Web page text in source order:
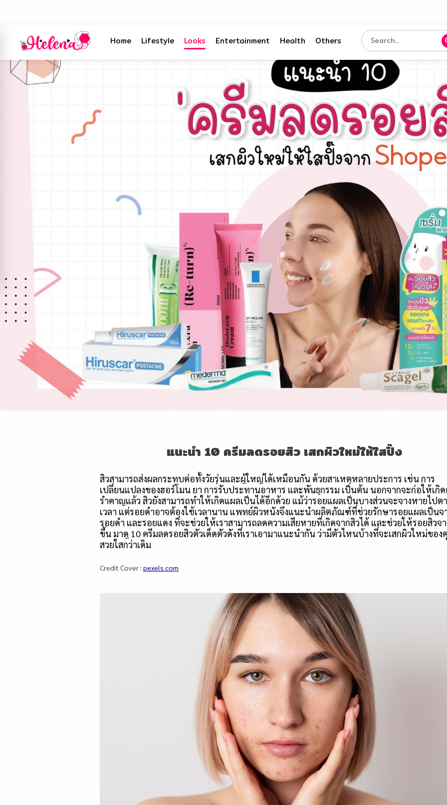
Home Lifestyle Looks Entertainment Health Others
แนะนำ 10 ครีมลดรอยสิว เสกผิวใหม่ให้ใสปิ๊ง
สิวสามารถส่งผลกระทบต่อทั้งวัยรุ่นและผู้ใหญ่ได้เหมือนกัน ด้วยสาเหตุหลายประการ เช่น การ
เปลี่ยนแปลงของฮอร์โมน ยา การรับประทานอาหาร และพันธุกรรม เป็นต้น นอกจากจะก่อให้เกิ
รำคาญแล้ว สิวยังสามารถทำให้เกิดแผลเป็นได้อีกด้วย แม้ว่ารอยแผลเป็นบางส่วนจะจางหายไปต
เวลา แต่รอยดำอาจต้องใช้เวลานาน แพทย์ผิวหนังจึงแนะนำผลิตภัณฑ์ที่ช่วยรักษารอยแผลเป็นจ
รอยดำ และรอยแดง ที่จะช่วยให้เราสามารถลดความเสียหายที่เกิดจากสิวได้ และช่วยให้รอยสิวจา
ขึ้น มาดู 10 ครีมลดรอยสิวตัวเด็ดตัวดังที่เราเอามาแนะนำกัน ว่ามีตัวไหนบ้างที่จะเสกผิวใหม่ขอ
สวยใสกว่าเดิม
Credit Cover : pexels.com